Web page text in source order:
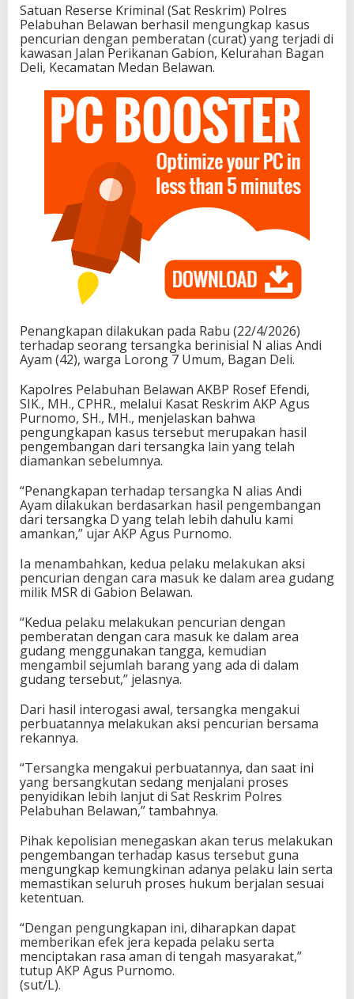
Satuan Reserse Kriminal (Sat Reskrim) Polres
Pelabuhan Belawan berhasil mengungkap kasus
pencurian dengan pemberatan (curat) yang terjadi di
kawasan Jalan Perikanan Gabion, Kelurahan Bagan
Deli, Kecamatan Medan Belawan.
Penangkapan dilakukan pada Rabu (22/4/2026)
terhadap seorang tersangka berinisial N alias Andi
Ayam (42), warga Lorong 7 Umum, Bagan Deli.
Kapolres Pelabuhan Belawan AKBP Rosef Efendi,
SIK., MH., CPHR., melalui Kasat Reskrim AKP Agus
Purnomo, SH., MH., menjelaskan bahwa
pengungkapan kasus tersebut merupakan hasil
pengembangan dari tersangka lain yang telah
diamankan sebelumnya.
“Penangkapan terhadap tersangka N alias Andi
Ayam dilakukan berdasarkan hasil pengembangan
dari tersangka D yang telah lebih dahulu kami
amankan,” ujar AKP Agus Purnomo.
Ia menambahkan, kedua pelaku melakukan aksi
pencurian dengan cara masuk ke dalam area gudang
milik MSR di Gabion Belawan.
“Kedua pelaku melakukan pencurian dengan
pemberatan dengan cara masuk ke dalam area
gudang menggunakan tangga, kemudian
mengambil sejumlah barang yang ada di dalam
gudang tersebut,” jelasnya.
Dari hasil interogasi awal, tersangka mengakui
perbuatannya melakukan aksi pencurian bersama
rekannya.
“Tersangka mengakui perbuatannya, dan saat ini
yang bersangkutan sedang menjalani proses
penyidikan lebih lanjut di Sat Reskrim Polres
Pelabuhan Belawan,” tambahnya.
Pihak kepolisian menegaskan akan terus melakukan
pengembangan terhadap kasus tersebut guna
mengungkap kemungkinan adanya pelaku lain serta
memastikan seluruh proses hukum berjalan sesuai
ketentuan.
“Dengan pengungkapan ini, diharapkan dapat
memberikan efek jera kepada pelaku serta
menciptakan rasa aman di tengah masyarakat,”
tutup AKP Agus Purnomo.
(sut/L).